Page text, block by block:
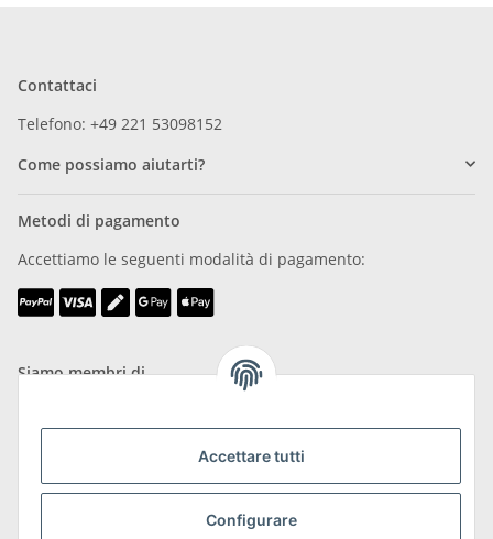
Accettare tutti
Configurare
Contattaci
Telefono: +49 221 53098152
Come possiamo aiutarti?
Metodi di pagamento
Accettiamo le seguenti modalità di pagamento:
Siamo membri di